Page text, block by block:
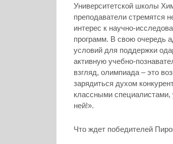
Университетской школы
преподаватели стремятся
интерес к научно-
программ. В свою очередь
условий для поддержки
активную учебно-
взгляд, олимпиада – это
зарядиться духом
классными специалистами,
ней!».
Что ждет победителей